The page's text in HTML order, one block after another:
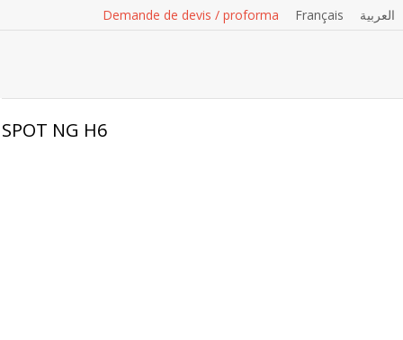
Demande de devis / proforma Français العربية
SPOT NG H6